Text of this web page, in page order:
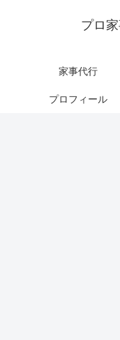
プロ
家事代行
プロフィール